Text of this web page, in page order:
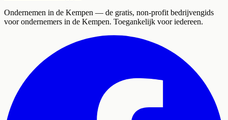
Ondernemen in de Kempen — de gratis, non-profit bedrijvengids
voor ondernemers in de Kempen. Toegankelijk voor iedereen.